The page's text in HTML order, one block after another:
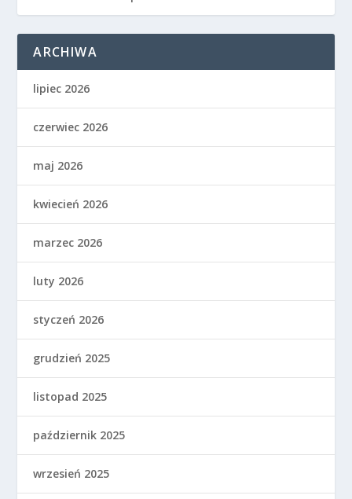
ARCHIWA
lipiec 2026
czerwiec 2026
maj 2026
kwiecień 2026
marzec 2026
luty 2026
styczeń 2026
grudzień 2025
listopad 2025
październik 2025
wrzesień 2025